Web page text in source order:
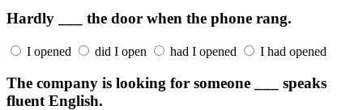
Hardly ___ the door when the phone rang.
I opened did I open had I opened I had opened
The company is looking for someone ___ speaks
fluent English.